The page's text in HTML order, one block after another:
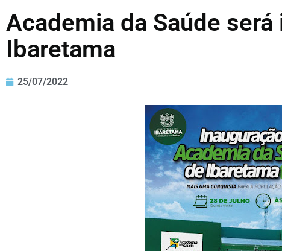
Academia da Saúde será
Ibaretama
25/07/2022